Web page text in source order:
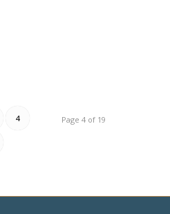
Page 4 of 19
4